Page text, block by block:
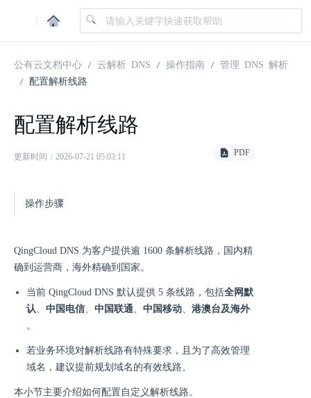
|
公有云文档中心 云解析 DNS 操作指南
管理 DNS 解析
配置解析线路
配置解析线路
更新时间：2026-07-21 05:03:11 PDF
操作步骤
QingCloud DNS 为客户提供逾 1600 条解析线路，国内精
确到运营商，海外精确到国家。
当前 QingCloud DNS 默认提供 5 条线路，包括全网默
认、 中国电信、 中国联通、 中国移动、 港澳台及海外
。
若业务环境对解析线路有特殊要求，且为了高效管理
域名，建议提前规划域名的有效线路。
本小节主要介绍如何配置自定义解析线路。